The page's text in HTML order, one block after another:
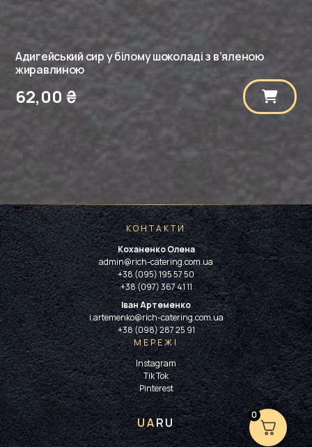
Адигейський сир у білому шоколаді з в’яленою
жиравлиною
62,00 ₴
КОНТАКТИ
Коханенко Олена
admin@rich-catering.com.ua
+38 (095) 195 57 50
+38 (097) 367 41 11
Іван Артеменко
i.artemenko@rich-catering.com.ua
+38 (098) 287 25 91
МЕРЕЖІ
Instagram
Tik Tok
Pinterest
UARU
0